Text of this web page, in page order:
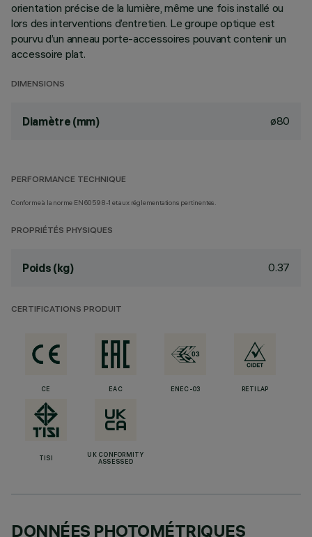
orientation précise de la lumière, même une fois installé ou
lors des interventions d’entretien. Le groupe optique est
pourvu d’un anneau porte-accessoires pouvant contenir un
accessoire plat.
DIMENSIONS
Diamètre (mm) ø80
PERFORMANCE TECHNIQUE
Conforme à la norme EN60598-1 et aux réglementations pertinentes.
PROPRIÉTÉS PHYSIQUES
Poids (kg) 0.37
CERTIFICATIONS PRODUIT
CE EAC ENEC-03 RETILAP
TISI
UK CONFORMITY
ASSESSED
DONNÉES PHOTOMÉTRIQUES